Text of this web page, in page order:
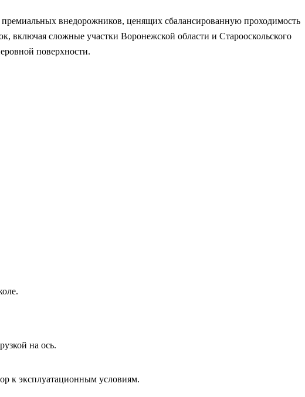
внедорожников, ценящих сбалансированную проходимость
включая сложные участки Воронежской области и Старооскольского
поверхности.
на ось.
к эксплуатационным условиям.